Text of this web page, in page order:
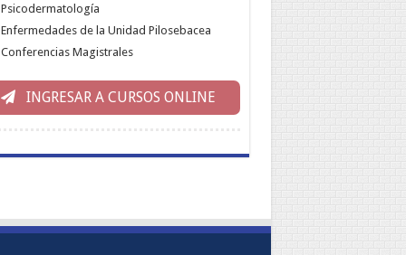
Psicodermatología
Enfermedades de la Unidad Pilosebacea
Conferencias Magistrales
INGRESAR A CURSOS ONLINE